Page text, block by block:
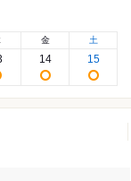
金
14
土
15